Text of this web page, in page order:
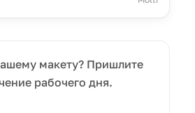
макету? Пришлите
рабочего дня.